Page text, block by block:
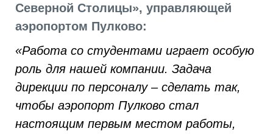
Северной Столицы», управляющей
аэропортом Пулково:
«Работа со студентами играет особую
роль для нашей компании. Задача
дирекции по персоналу – сделать так,
чтобы аэропорт Пулково стал
настоящим первым местом работы,